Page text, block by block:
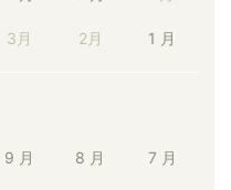
3月 2月 1 月
9 月 8 月 7 月